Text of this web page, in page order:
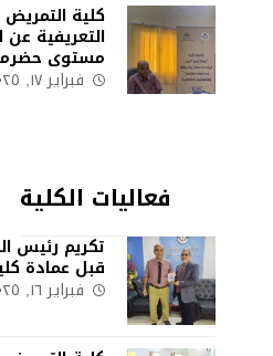
كلية
التعريفية
مستوى
فبراير ١٧, ٢٠٢٥
فعاليات الكلية
تكريم رئيس
قبل عمادة
فبراير ١٦, ٢٠٢٥